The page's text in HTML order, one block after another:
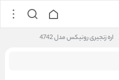
اره زنجیری رونیکس مدل 4742